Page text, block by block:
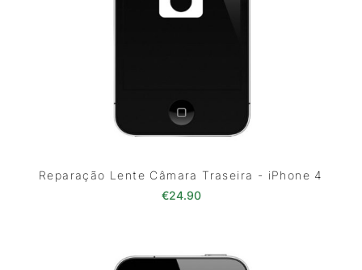
Reparação Lente Câmara Traseira - iPhone 4
€24.90